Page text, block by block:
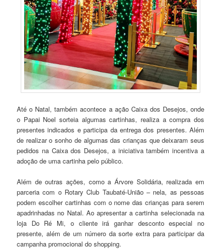
Até o Natal, também acontece a ação Caixa dos Desejos, onde
o Papai Noel sorteia algumas cartinhas, realiza a compra dos
presentes indicados e participa da entrega dos presentes. Além
de realizar o sonho de algumas das crianças que deixaram seus
pedidos na Caixa dos Desejos, a iniciativa também incentiva a
adoção de uma cartinha pelo público.
Além de outras ações, como a Árvore Solidária, realizada em
parceria com o Rotary Club Taubaté-União – nela, as pessoas
podem escolher cartinhas com o nome das crianças para serem
apadrinhadas no Natal. Ao apresentar a cartinha selecionada na
loja Do Ré Mi, o cliente irá ganhar desconto especial no
presente, além de um número da sorte extra para participar da
campanha promocional do shopping.